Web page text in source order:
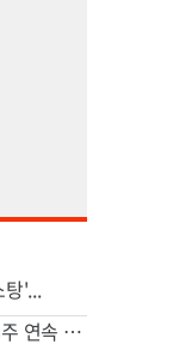
탕'...
美 신규 실업수당 청구 19만9천건…3주 연속 20만명 하회